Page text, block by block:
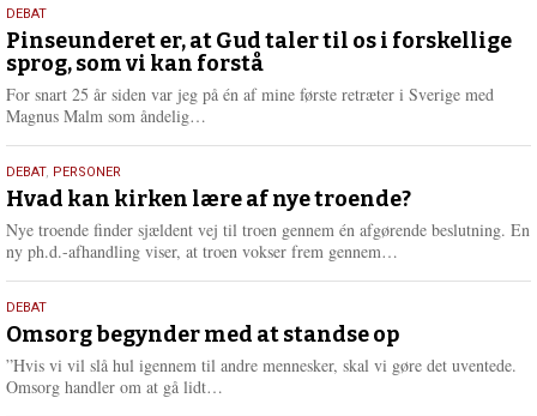
5.
august
2026
DEBAT
Pinseunderet er, at Gud taler til os i forskellige
sprog, som vi kan forstå
For snart 25 år siden var jeg på én af mine første retræter i Sverige med
Magnus Malm som åndelig…
e
e
25.
juli
2026
DEBAT, PERSONER
Hvad kan kirken lære af nye troende?
Nye troende finder sjældent vej til troen gennem én afgørende beslutning. En
ny ph.d.-afhandling viser, at troen vokser frem gennem…
e
e
9.
juli
2026
DEBAT
Omsorg begynder med at standse op
”Hvis vi vil slå hul igennem til andre mennesker, skal vi gøre det uventede.
Omsorg handler om at gå lidt…